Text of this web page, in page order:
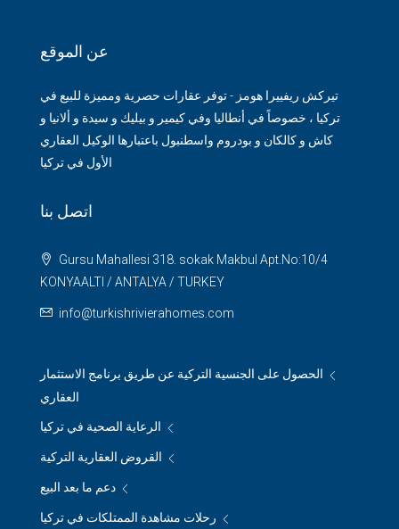
عن الموقع
تيركش ريفييرا هومز - توفر عقارات حصرية ومميزة للبيع في
تركيا ، خصوصاً في أنطاليا وفي كيمير و بيليك و سيدة و ألانيا و
كاش و كالكان و بودروم واسطنبول باعتبارها الوكيل العقاري
الأول في تركيا
اتصل بنا
Gursu Mahallesi 318. sokak Makbul Apt.No:10/4
KONYAALTI / ANTALYA / TURKEY
info@turkishrivierahomes.com
الحصول على الجنسية التركية عن طريق برنامج الاستثمار
العقاري
الرعاية الصحية في تركيا
القروض العقارية التركية
دعم ما بعد البيع
رحلات مشاهدة الممتلكات في تركيا